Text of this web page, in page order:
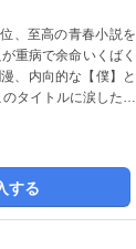
、至高の青春小説を
重病で余命いくばく
、内向的な【僕】と
タイトルに涙した…
する